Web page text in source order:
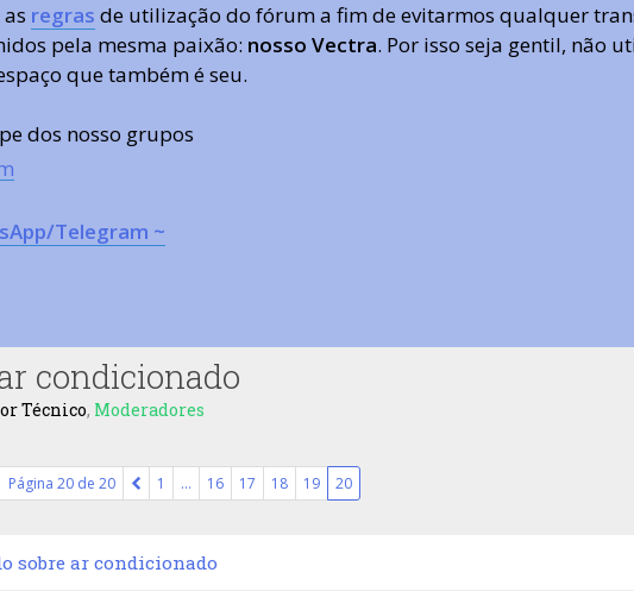
regras de utilização do fórum a fim de evitarmos qualquer
pela mesma paixão: nosso Vectra. Por isso seja gentil, não
que também é seu.
dos nosso grupos
Telegram ~
condicionado
Técnico, Moderadores
20 de 20 1 … 16 17 18 19 20
sobre ar condicionado